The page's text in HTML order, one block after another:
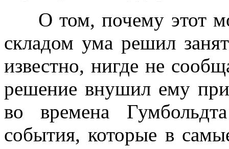
О том, почему этот
складом ума решил
известно, нигде не
решение внушил ему
во времена
события, которые в